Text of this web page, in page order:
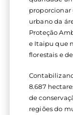
urbano da
Proteção
e Itaipu que
florestais e
8.687
de
regiões do